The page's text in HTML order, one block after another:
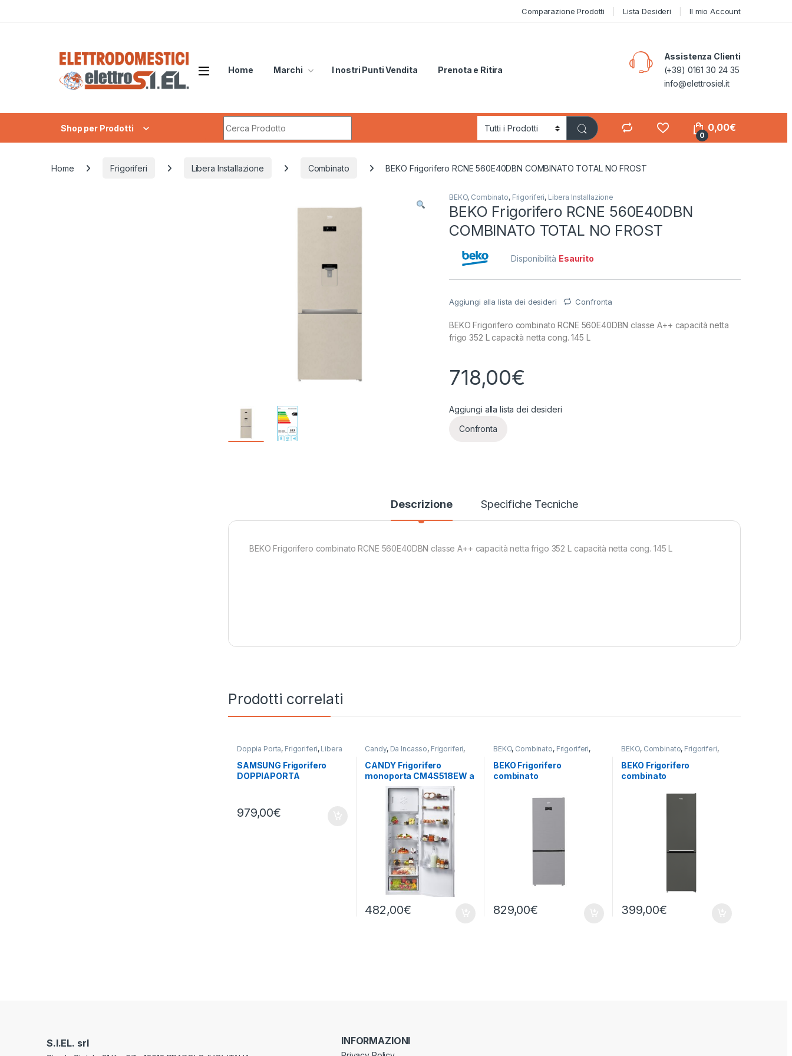
Comparazione Prodotti Lista Desideri Il mio Account
Home Marchi I nostri Punti Vendita Prenota e Ritira
Assistenza Clienti
(+39) 0161 30 24 35
info@elettrosiel.it
Shop per Prodotti
0
0,00€
Home Frigoriferi Libera Installazione Combinato BEKO Frigorifero RCNE 560E40DBN COMBINATO TOTAL NO FROST
BEKO, Combinato, Frigoriferi, Libera Installazione
BEKO Frigorifero RCNE 560E40DBN
COMBINATO TOTAL NO FROST
Disponibilità Esaurito
Aggiungi alla lista dei desideri Confronta
BEKO Frigorifero combinato RCNE 560E40DBN classe A++ capacità netta
frigo 352 L capacità netta cong. 145 L
718,00€
Aggiungi alla lista dei desideri
Confronta
Descrizione Specifiche Tecniche
BEKO Frigorifero combinato RCNE 560E40DBN classe A++ capacità netta frigo 352 L capacità netta cong. 145 L
Prodotti correlati
Doppia Porta, Frigoriferi, Libera
Installazione
SAMSUNG
SAMSUNG Frigorifero
DOPPIAPORTA
979,00€
Candy, Da Incasso, Frigoriferi,
Monoporta
CANDY Frigorifero
monoporta CM4S518EW a
incasso
482,00€
BEKO, Combinato, Frigoriferi,
BEKO Frigorifero
combinato
NO FROST
829,00€
BEKO, Combinato, Frigoriferi,
BEKO Frigorifero
combinato
399,00€
S.I.EL. srl INFORMAZIONI